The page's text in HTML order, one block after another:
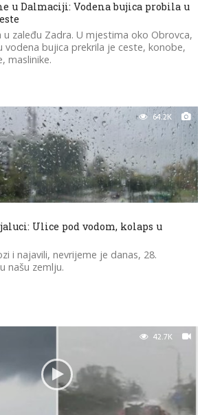
u Dalmaciji: Vodena bujica probila u
u zaleđu Zadra. U mjestima oko Obrovca,
vodena bujica prekrila je ceste, konobe,
maslinike.
64.2K
Ulice pod vodom, kolaps u
i najavili, nevrijeme je danas, 28.
našu zemlju.
42.7K